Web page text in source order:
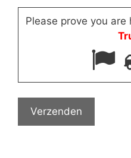
Please prove you